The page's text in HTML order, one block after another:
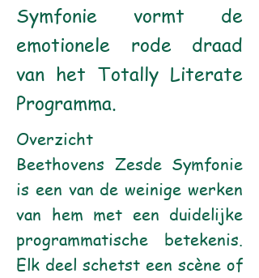
Symfonie vormt de
emotionele rode draad
van het Totally Literate
Programma.
Overzicht
Beethovens Zesde Symfonie
is een van de weinige werken
van hem met een duidelijke
programmatische betekenis.
Elk deel schetst een scène of